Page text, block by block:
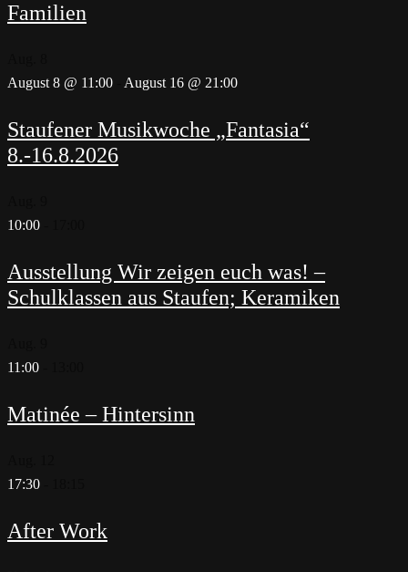
Familien
August 8 @ 11:00
August 16 @ 21:00
Staufener Musikwoche „Fantasia“
8.-16.8.2026
10:00
Ausstellung Wir zeigen euch was! –
Schulklassen aus Staufen; Keramiken
11:00
Matinée – Hintersinn
17:30
After Work